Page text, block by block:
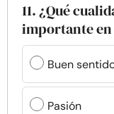
11. ¿Qué
importante
Buen
Pasión